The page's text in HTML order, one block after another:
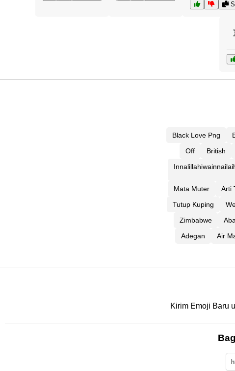
Black Love Png
Off
British
Mata Muter Arti
Tutup Kuping
Zimbabwe
Adegan
Air
Kirim Emoji Baru